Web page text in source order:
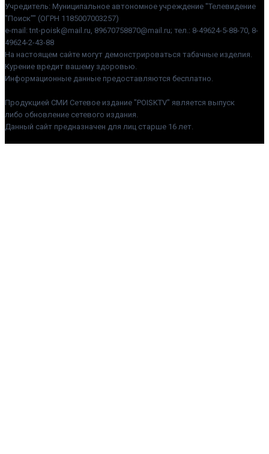
Учредитель: Муниципальное автономное учреждение "Телевидение
"Поиск"" (ОГРН 1185007003257)
e-mail: tnt-poisk@mail.ru, 89670758870@mail.ru; тел.: 8-49624-5-88-70, 8-
49624-2-43-88
На настоящем сайте могут демонстрироваться табачные изделия.
Курение вредит вашему здоровью.
Информационные данные предоставляются бесплатно.
Продукцией СМИ Сетевое издание "POISKTV" является выпуск
либо обновление сетевого издания.
Данный сайт предназначен для лиц старше 16 лет.